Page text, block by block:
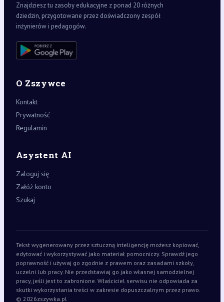
Znajdziesz tu zasoby edukacyjne z ponad 20 różnych
dziedzin, przygotowane przez doświadczony zespół
inżynierów i pedagogów.
O Zszywce
Kontakt
Prywatność
Regulamin
Asystent AI
Zaloguj się
Załóż konto
Szukaj
Tekst wygenerowany przez sztuczną inteligencję możesz kopiować,
edytować i wykorzystywać jako materiał pomocniczy. Sprawdź jego
poprawność i używaj go zgodnie z prawem oraz zasadami szkoły,
uczelni lub pracy. Nie przedstawiaj go jako własnej samodzielnej
pracy, jeśli jest to zabronione. Właściciel serwisu nie odpowiada za
skutki wykorzystania treści w zakresie dopuszczalnym przez prawo.
© 2026zszywka.pl